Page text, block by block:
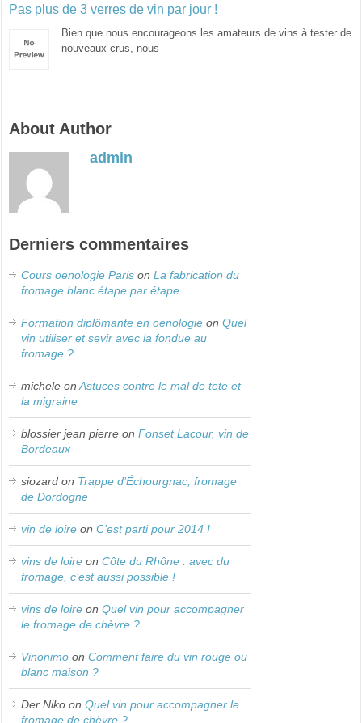
Pas plus de 3 verres de vin par jour !
Bien que nous encourageons les amateurs de vins à tester de
nouveaux crus, nous
About Author
admin
Derniers commentaires
Cours oenologie Paris onLa fabrication du
fromage blanc étape par étape
Formation diplômante en oenologie onQuel
vin utiliser et sevir avec la fondue au
fromage ?
michele onAstuces contre le mal de tete et
la migraine
blossier jean pierre onFonset Lacour, vin de
Bordeaux
siozard on Trappe d’Échourgnac, fromage
de Dordogne
vin de loire onC’est parti pour 2014 !
vins de loire onCôte du Rhône : avec du
fromage, c’est aussi possible !
vins de loire onQuel vin pour accompagner
le fromage de chèvre ?
Vinonimo onComment faire du vin rouge ou
blanc maison ?
Der Niko onQuel vin pour accompagner le
fromage de chèvre ?